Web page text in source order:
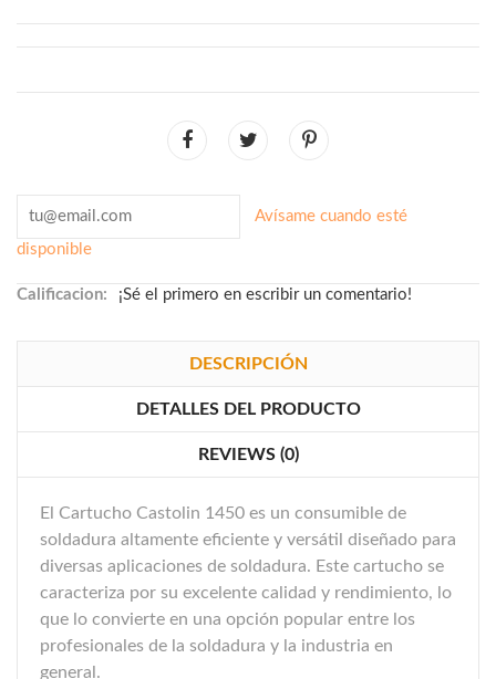
Avísame cuando esté
disponible
Calificacion: ¡Sé el primero en escribir un comentario!
DESCRIPCIÓN
DETALLES DEL PRODUCTO
REVIEWS (0)
El Cartucho Castolin 1450 es un consumible de
soldadura altamente eficiente y versátil diseñado para
diversas aplicaciones de soldadura. Este cartucho se
caracteriza por su excelente calidad y rendimiento, lo
que lo convierte en una opción popular entre los
profesionales de la soldadura y la industria en
general.